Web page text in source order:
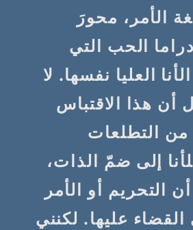
الأمر، محورَ
الحب التي
العليا نفسها. لا
أن هذا الاقتباس
التطلعات
إلى ضمّ الذات،
التحريم أو الأمر
عليها. لكنني